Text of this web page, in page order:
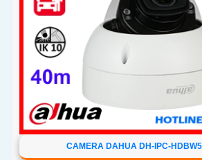
CAMERA DAHUA DH-IPC-